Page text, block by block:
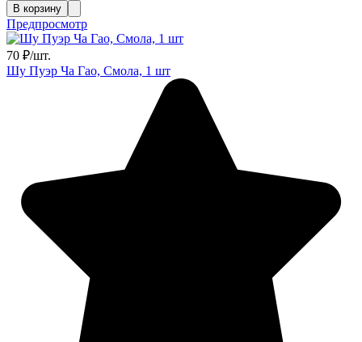
В корзину
Предпросмотр
70 ₽/шт.
Шу Пуэр Ча Гао, Смола, 1 шт